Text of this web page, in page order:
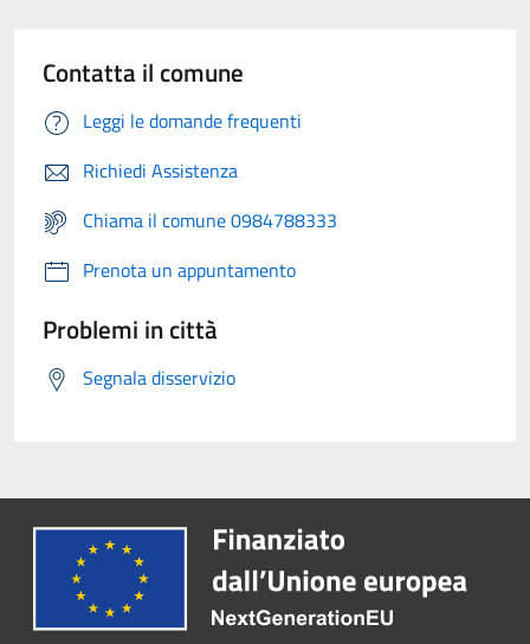
Contatta il comune
Leggi le domande frequenti
Richiedi Assistenza
Chiama il comune 0984788333
Prenota un appuntamento
Problemi in città
Segnala disservizio